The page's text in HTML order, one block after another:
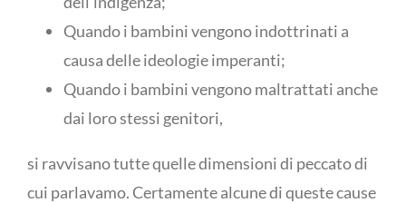
Quando i bambini vengono indottrinati a
causa delle ideologie imperanti;
Quando i bambini vengono maltrattati anche
dai loro stessi genitori,
si ravvisano tutte quelle dimensioni di peccato di
cui parlavamo. Certamente alcune di queste cause